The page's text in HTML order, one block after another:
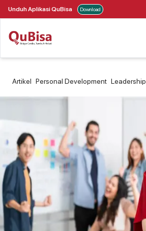
Unduh Aplikasi QuBisa Download
Artikel Personal Development Leadership